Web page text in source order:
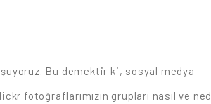
Bu demektir ki, sosyal medya
fotoğraflarımızın grupları nasıl ve